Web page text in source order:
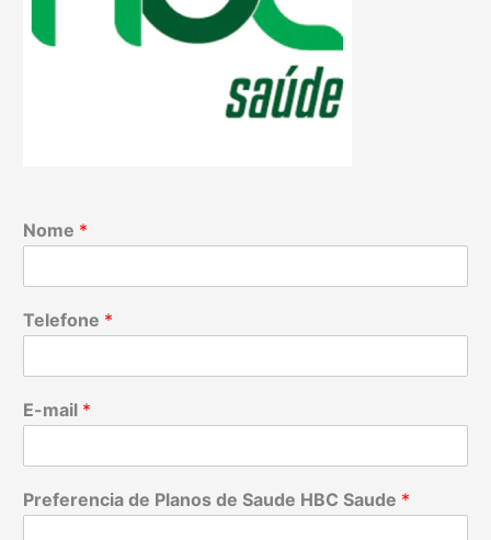
Nome *
Telefone *
E-mail *
Preferencia de Planos de Saude HBC Saude *